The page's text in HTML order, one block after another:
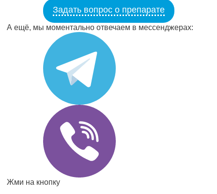
Задать вопрос о препарате
А ещё, мы моментально отвечаем в мессенджерах:
Жми на кнопку